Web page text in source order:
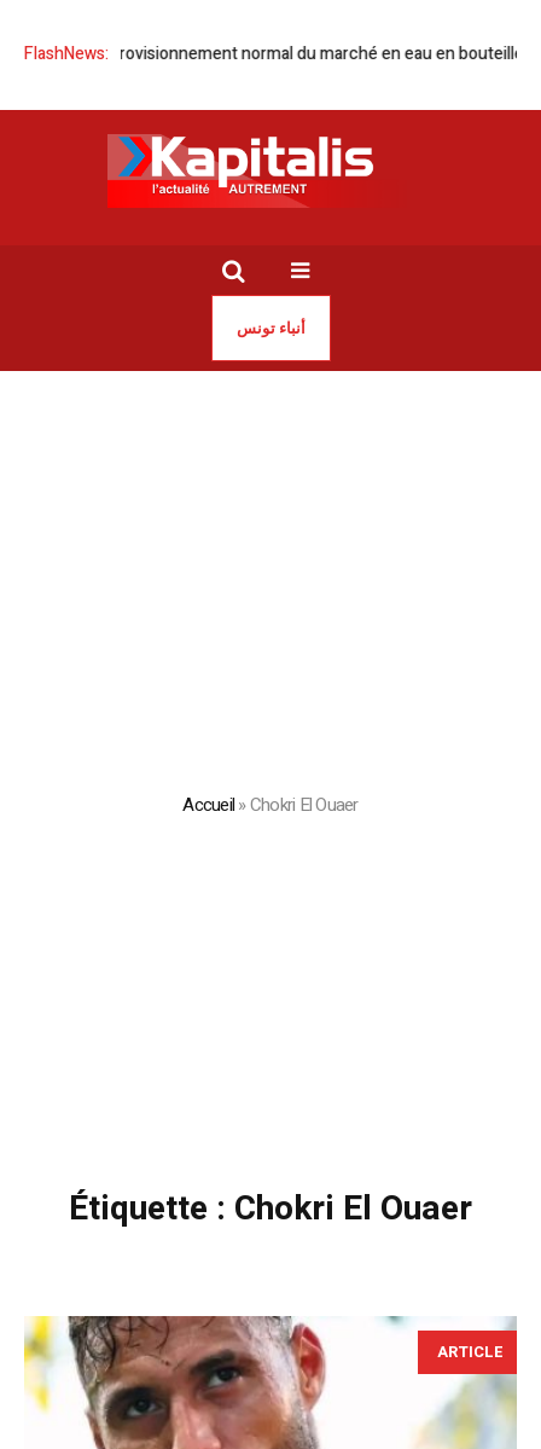
FlashNews: normal du marché en eau en bouteille Football |
أنباء تونس
Accueil»Chokri El Ouaer
Étiquette : Chokri El Ouaer
ARTICLE